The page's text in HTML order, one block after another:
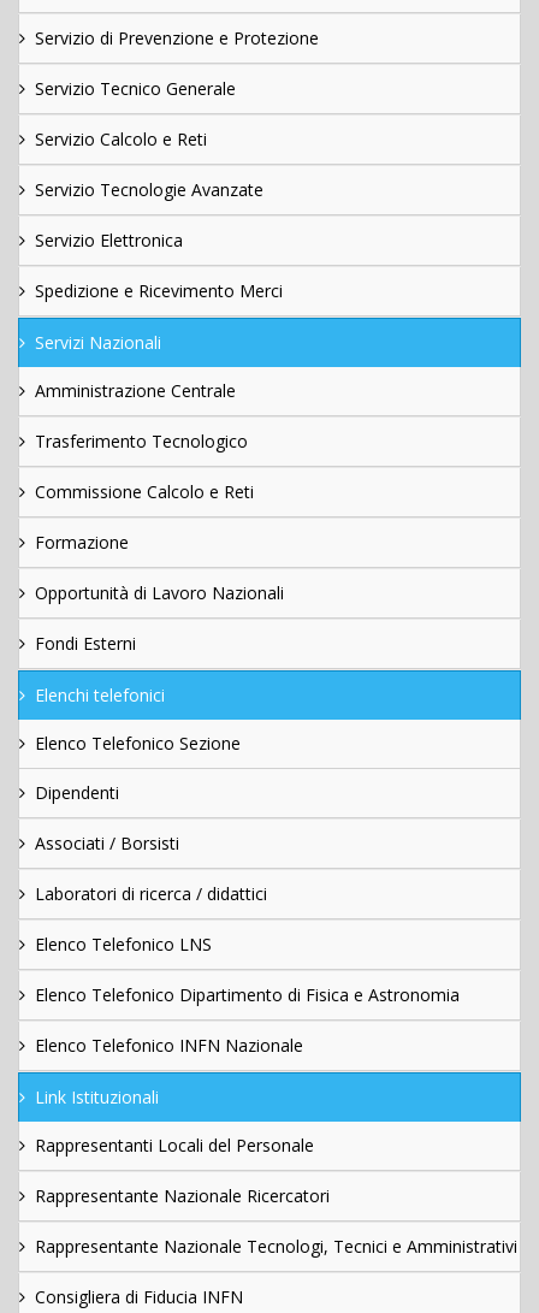
Servizio di Prevenzione e Protezione
Servizio Tecnico Generale
Servizio Calcolo e Reti
Servizio Tecnologie Avanzate
Servizio Elettronica
Spedizione e Ricevimento Merci
Servizi Nazionali
Amministrazione Centrale
Trasferimento Tecnologico
Commissione Calcolo e Reti
Formazione
Opportunità di Lavoro Nazionali
Fondi Esterni
Elenchi telefonici
Elenco Telefonico Sezione
Dipendenti
Associati / Borsisti
Laboratori di ricerca / didattici
Elenco Telefonico LNS
Elenco Telefonico Dipartimento di Fisica e Astronomia
Elenco Telefonico INFN Nazionale
Link Istituzionali
Rappresentanti Locali del Personale
Rappresentante Nazionale Ricercatori
Rappresentante Nazionale Tecnologi, Tecnici e Amministrativi
Consigliera di Fiducia INFN